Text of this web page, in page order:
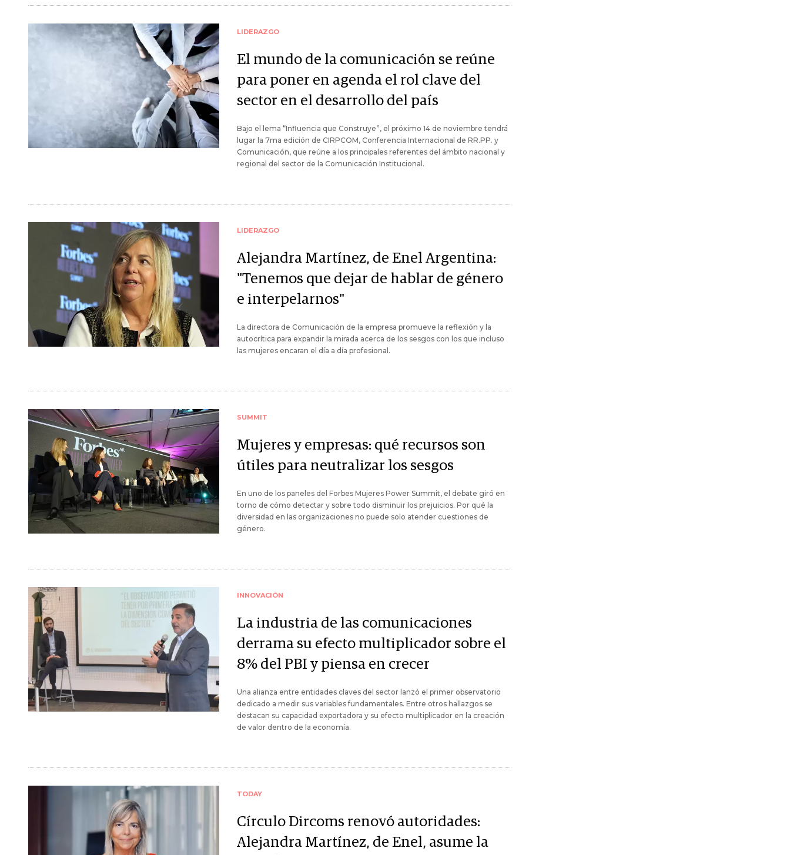
LIDERAZGO
El mundo de la comunicación se reúne
para poner en agenda el rol clave del
sector en el desarrollo del país
Bajo el lema “Influencia que Construye”, el próximo 14 de noviembre tendrá
lugar la 7ma edición de CIRPCOM, Conferencia Internacional de RR.PP. y
Comunicación, que reúne a los principales referentes del ámbito nacional y
regional del sector de la Comunicación Institucional.
LIDERAZGO
Alejandra Martínez, de Enel Argentina:
"Tenemos que dejar de hablar de género
e interpelarnos"
La directora de Comunicación de la empresa promueve la reflexión y la
autocrítica para expandir la mirada acerca de los sesgos con los que incluso
las mujeres encaran el día a día profesional.
SUMMIT
Mujeres y empresas: qué recursos son
útiles para neutralizar los sesgos
En uno de los paneles del Forbes Mujeres Power Summit, el debate giró en
torno de cómo detectar y sobre todo disminuir los prejuicios. Por qué la
diversidad en las organizaciones no puede solo atender cuestiones de
género.
INNOVACIÓN
La industria de las comunicaciones
derrama su efecto multiplicador sobre el
8% del PBI y piensa en crecer
Una alianza entre entidades claves del sector lanzó el primer observatorio
dedicado a medir sus variables fundamentales. Entre otros hallazgos se
destacan su capacidad exportadora y su efecto multiplicador en la creación
de valor dentro de la economía.
TODAY
Círculo Dircoms renovó autoridades:
Alejandra Martínez, de Enel, asume la